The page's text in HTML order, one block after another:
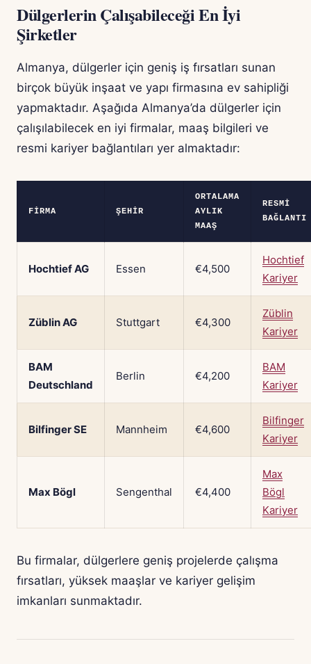
Dülgerlerin Çalışabileceği En İyi
Şirketler
Almanya, dülgerler için geniş iş fırsatları sunan
birçok büyük inşaat ve yapı firmasına ev sahipliği
yapmaktadır. Aşağıda Almanya’da dülgerler için
çalışılabilecek en iyi firmalar, maaş bilgileri ve
resmi kariyer bağlantıları yer almaktadır:
FIRMA ŞEHIR
ORTALAMA
AYLIK
MAAŞ
RESMI
BAĞLANTI
Hochtief AG Essen €4,500
Hochtief
Kariyer
Züblin AG Stuttgart €4,300
Züblin
Kariyer
BAM
Deutschland
Berlin €4,200
BAM
Kariyer
Bilfinger SE Mannheim €4,600
Bilfinger
Kariyer
Max Bögl Sengenthal €4,400
Max
Bögl
Kariyer
Bu firmalar, dülgerlere geniş projelerde çalışma
fırsatları, yüksek maaşlar ve kariyer gelişim
imkanları sunmaktadır.